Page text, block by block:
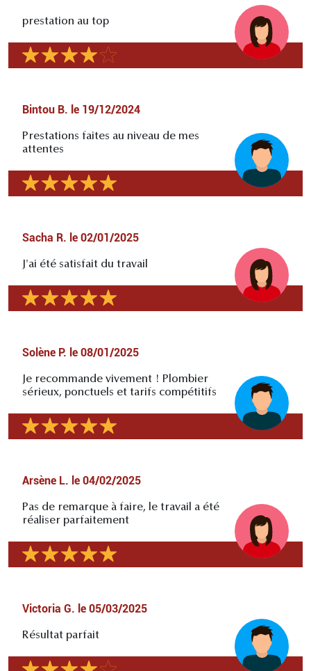
prestation au top
Bintou B. le 19/12/2024
Prestations faites au niveau de mes
attentes
Sacha R. le 02/01/2025
J'ai été satisfait du travail
Solène P. le 08/01/2025
Je recommande vivement ! Plombier
sérieux, ponctuels et tarifs compétitifs
Arsène L. le 04/02/2025
Pas de remarque à faire, le travail a été
réaliser parfaitement
Victoria G. le 05/03/2025
Résultat parfait